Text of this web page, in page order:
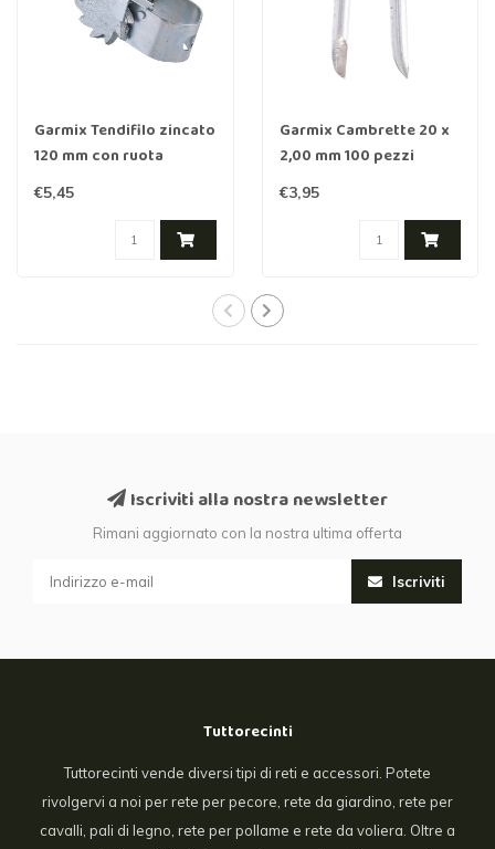
Garmix Tendifilo zincato
120 mm con ruota
dentata
€5,45
Garmix Cambrette 20 x
2,00 mm 100 pezzi
€3,95
Iscriviti alla nostra newsletter
Rimani aggiornato con la nostra ultima offerta
Iscriviti
Tuttorecinti
Tuttorecinti vende diversi tipi di reti e accessori. Potete
rivolgervi a noi per rete per pecore, rete da giardino, rete per
cavalli, pali di legno, rete per pollame e rete da voliera. Oltre a